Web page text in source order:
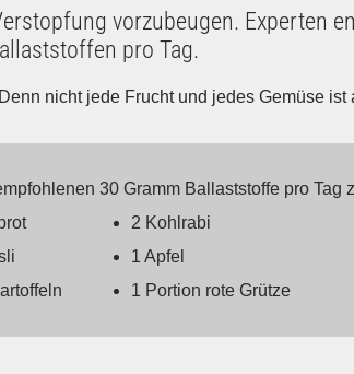
vorzubeugen. Experten
pro Tag.
nicht jede Frucht und jedes Gemüse
30 Gramm Ballaststoffe pro
2 Kohlrabi
1 Apfel
1 Portion rote Grütze